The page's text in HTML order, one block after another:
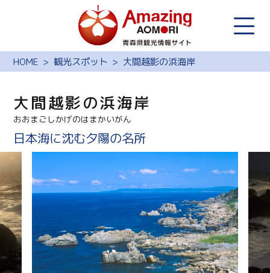
HOME 観光スポット 大間越影の浜海岸
大間越影の浜海岸
おおまごしかげのはまかいがん
日本海に沈む夕陽の名所